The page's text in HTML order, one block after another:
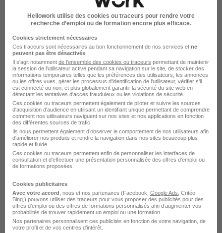
Postuler chez Intersport par Métier
Hôtesse de caisse Intersport
Conseiller de vente Intersport
Vendeur cycles Intersport
Vendeur sport Intersport
Vendeur Intersport
Voir plus
Voir toutes les offres par métier chez Intersport
Hellowork utilise des cookies ou traceurs pour rendre votre
recherche d’emploi ou de formation encore plus efficace.
Cookies strictement nécessaires
Ces traceurs sont nécessaires au bon fonctionnement de nos services et ne
peuvent pas être désactivés
Il s'agit notamment de l'ensemble des cookies ou traceurs permettant de maintenir
la session de l'utilisateur active pendant sa navigation sur le site, de stocker des
informations temporaires telles que les préférences des utilisateurs, les annonces
ou les offres vues, gérer les processus d'identification de l'utilisateur, vérifier s'il
est connecté ou non, et plus globalement garantir la sécurité du site web en
détectant les tentatives d'accès frauduleux ou les violations de sécurité.
Ces cookies ou traceurs permettent également de piloter et suivre les sources
d'acquisition d'audience en utilisant un identifiant unique permettant de comprendre
comment nos utilisateurs naviguent sur nos sites et nos applications en fonction
des différentes sources de trafic.
Ils nous permettent également d’observer le comportement de nos utilisateurs afin
d'améliorer nos produits et rendre la navigation dans nos sites beaucoup plus
rapide et fluide.
Ces cookies ou traceurs permettent enfin de personnaliser les interfaces de
consultation et d'effectuer une présentation personnalisée des offres d'emploi ou
de formations proposées.
Cookies publicitaires
Avec votre accord , nous et nos partenaires (Facebook, Google Ads , Critéo,
Bing,) pouvons utiliser des traceurs pour vous proposer des publicités pour des
offres d’emploi ou des offres de formations personnalisés afin d’augmenter vos
probabilités de trouver rapidement un emploi ou une formation.
Nos partenaires personnalisent ces publicités en fonction de votre navigation, de
votre profil et de vos centres d’intérêt.